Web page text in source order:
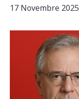
17 Novembre 2025